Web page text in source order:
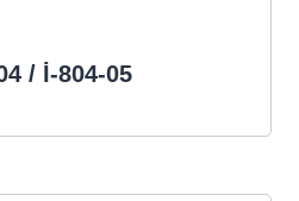
/ İ-804-05